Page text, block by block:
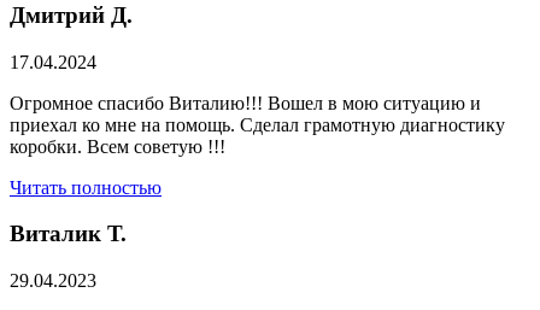
Дмитрий Д.
17.04.2024
Огромное спасибо Виталию!!! Вошел в мою ситуацию и
приехал ко мне на помощь. Сделал грамотную диагностику
коробки. Всем советую !!!
Читать полностью
Виталик Т.
29.04.2023